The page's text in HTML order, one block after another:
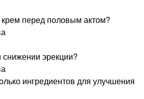
перед половым актом?
эрекции?
ингредиентов для улучшения